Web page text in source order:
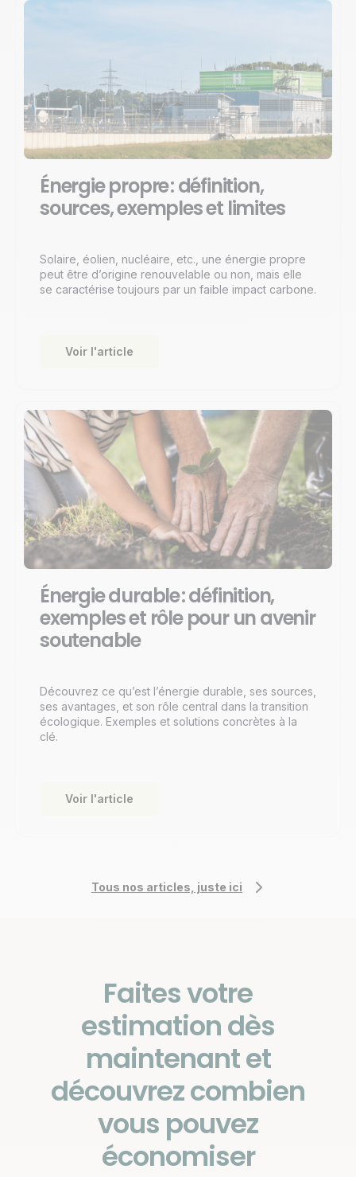
Énergie propre : définition,
sources, exemples et limites
Solaire, éolien, nucléaire, etc., une énergie propre
peut être d’origine renouvelable ou non, mais elle
se caractérise toujours par un faible impact carbone.
Voir l'article
Énergie durable : définition,
exemples et rôle pour un avenir
soutenable
Découvrez ce qu’est l’énergie durable, ses sources,
ses avantages, et son rôle central dans la transition
écologique. Exemples et solutions concrètes à la
clé.
Voir l'article
Tous nos articles, juste ici
Faites votre
estimation dès
maintenant et
découvrez combien
vous pouvez
économiser